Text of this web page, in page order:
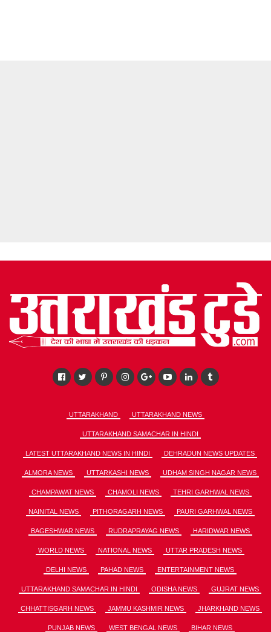
UTTARAKHAND UTTARAKHAND NEWS
UTTARAKHAND SAMACHAR IN HINDI
LATEST UTTARAKHAND NEWS IN HINDI DEHRADUN NEWS UPDATES
ALMORA NEWS UTTARKASHI NEWS UDHAM SINGH NAGAR NEWS
CHAMPAWAT NEWS CHAMOLI NEWS TEHRI GARHWAL NEWS
NAINITAL NEWS PITHORAGARH NEWS PAURI GARHWAL NEWS
BAGESHWAR NEWS RUDRAPRAYAG NEWS HARIDWAR NEWS
WORLD NEWS NATIONAL NEWS UTTAR PRADESH NEWS
DELHI NEWS PAHAD NEWS ENTERTAINMENT NEWS
UTTARAKHAND SAMACHAR IN HINDI ODISHA NEWS GUJRAT NEWS
CHHATTISGARH NEWS JAMMU KASHMIR NEWS JHARKHAND NEWS
PUNJAB NEWS WEST BENGAL NEWS BIHAR NEWS